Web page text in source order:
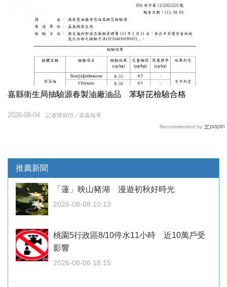
嘉縣衛生局抽驗源春製油廠油品 苯駢芘檢驗合格
記者陳致愷／嘉義報導
2026-08-04
Recommended by
推薦新聞
「蓮」映山豬湖 漫遊初秋好時光
2026-08-08 10:13
桃園5行政區8/10停水11小時 近10萬戶受
影響
2026-08-06 18:15